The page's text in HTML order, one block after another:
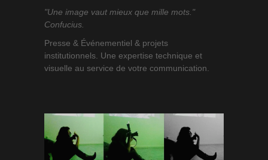
"Une image vaut mieux que mille mots."
Confucius.
Presse & Événementiel & projets
institutionnels. Une expertise technique et
visuelle au service de votre communication.